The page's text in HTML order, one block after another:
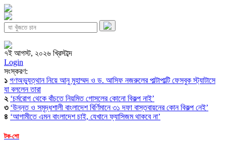
৭ই আগস্ট, ২০২৬ খ্রিস্টাব্দ
Login
সংস্করণ:
১ গণঅভ্যুত্থান নিয়ে আনু মুহাম্মদ ও ড. আসিফ নজরুলের পাল্টাপাল্টি ফেসবুক স্ট্যাটাসে
যা বললেন তারা
২ ‘চর্মরোগ থেকে বাঁচতে নিয়মিত গোসলের কোনো বিকল্প নাই’
৩ ‘উন্নত ও সমৃদ্ধশালী বাংলাদেশ বির্ণিমানে ৩১ দফা বাস্তবায়নের কোন বিকল্প নেই’
৪ ‘আগামীতে এমন বাংলাদেশ চাই, যেখানে ফ্যাসিজম থাকবে না’
টক-শো